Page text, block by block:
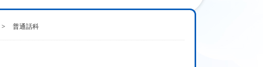
> 普通話科